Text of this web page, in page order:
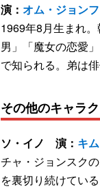
演： オム・ジョン
1969年8月生まれ
男」「魔女の恋愛
で知られる。弟は
その他のキャラ
ソ・イノ 演： キ
チャ・ジョンスク
を裏切り続けている